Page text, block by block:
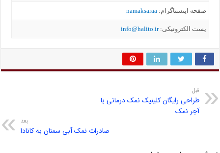
صفحه اینستاگرام:namaksaraa
یست الکترونیکی:info@halito.ir
قبل
طراحی رایگان کلینیک نمک درمانی با
آجر نمک
بعد
صادرات نمک آبی سمنان به کانادا